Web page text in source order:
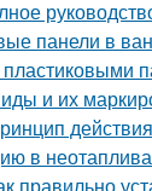
панели в
и их
в